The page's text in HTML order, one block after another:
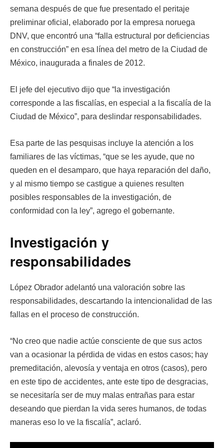
semana después de que fue presentado el peritaje
preliminar oficial, elaborado por la empresa noruega
DNV, que encontró una “falla estructural por deficiencias
en construcción” en esa línea del metro de la Ciudad de
México, inaugurada a finales de 2012.
El jefe del ejecutivo dijo que “la investigación
corresponde a las fiscalías, en especial a la fiscalía de la
Ciudad de México”, para deslindar responsabilidades.
Esa parte de las pesquisas incluye la atención a los
familiares de las víctimas, “que se les ayude, que no
queden en el desamparo, que haya reparación del daño,
y al mismo tiempo se castigue a quienes resulten
posibles responsables de la investigación, de
conformidad con la ley”, agrego el gobernante.
Investigación y
responsabilidades
López Obrador adelantó una valoración sobre las
responsabilidades, descartando la intencionalidad de las
fallas en el proceso de construcción.
“No creo que nadie actúe consciente de que sus actos
van a ocasionar la pérdida de vidas en estos casos; hay
premeditación, alevosía y ventaja en otros (casos), pero
en este tipo de accidentes, ante este tipo de desgracias,
se necesitaría ser de muy malas entrañas para estar
deseando que pierdan la vida seres humanos, de todas
maneras eso lo ve la fiscalía”, aclaró.